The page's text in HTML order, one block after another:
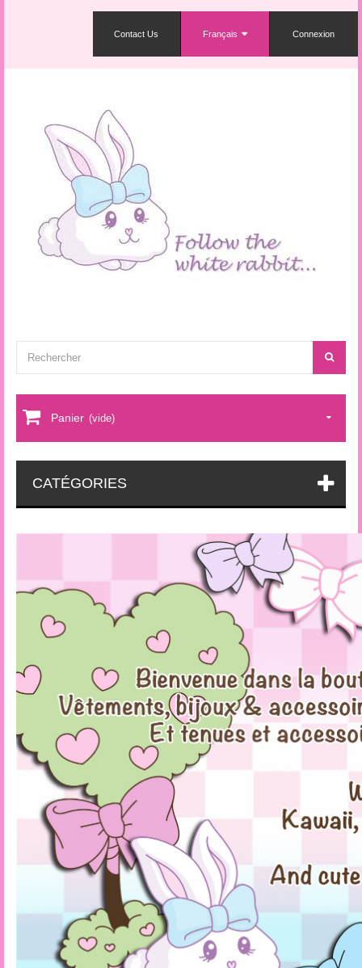
Connexion
Français
Contact Us
Panier (vide)
CATÉGORIES